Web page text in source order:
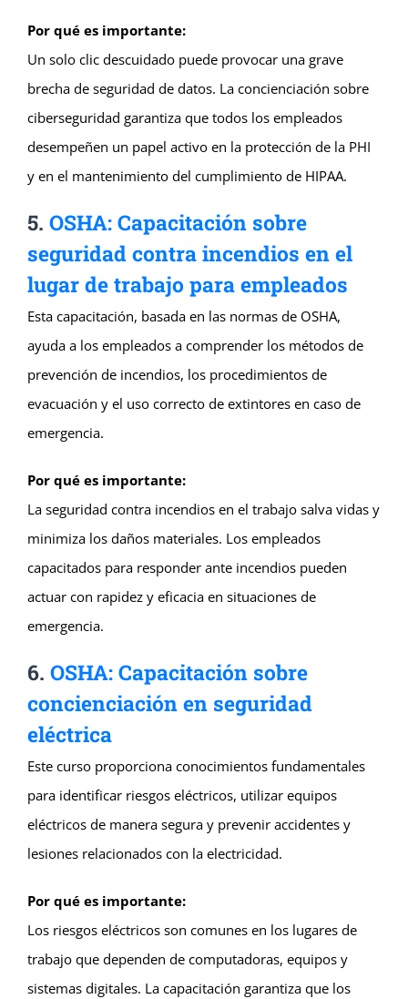
Por qué es importante:
Un solo clic descuidado puede provocar una grave
brecha de seguridad de datos. La concienciación sobre
ciberseguridad garantiza que todos los empleados
desempeñen un papel activo en la protección de la PHI
y en el mantenimiento del cumplimiento de HIPAA.
5. OSHA: Capacitación sobre
seguridad contra incendios en el
lugar de trabajo para empleados
Esta capacitación, basada en las normas de OSHA,
ayuda a los empleados a comprender los métodos de
prevención de incendios, los procedimientos de
evacuación y el uso correcto de extintores en caso de
emergencia.
Por qué es importante:
La seguridad contra incendios en el trabajo salva vidas y
minimiza los daños materiales. Los empleados
capacitados para responder ante incendios pueden
actuar con rapidez y eficacia en situaciones de
emergencia.
6. OSHA: Capacitación sobre
concienciación en seguridad
eléctrica
Este curso proporciona conocimientos fundamentales
para identificar riesgos eléctricos, utilizar equipos
eléctricos de manera segura y prevenir accidentes y
lesiones relacionados con la electricidad.
Por qué es importante:
Los riesgos eléctricos son comunes en los lugares de
trabajo que dependen de computadoras, equipos y
sistemas digitales. La capacitación garantiza que los